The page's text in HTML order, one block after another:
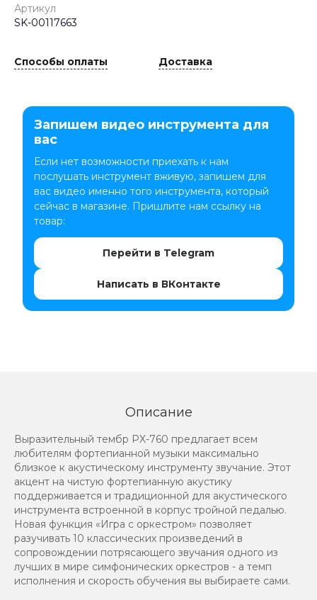
Артикул
SK-00117663
Способы оплаты Доставка
Запишем видео инструмента для
вас
Если нет возможности приехать к нам
послушать инструмент вживую, запишем для
вас видео именно того инструмента, который
сейчас в магазине. Пришлите нам ссылку на
товар:
Перейти в Telegram
Написать в ВКонтакте
Описание
Выразительный тембр PX-760 предлагает всем
любителям фортепианной музыки максимально
близкое к акустическому инструменту звучание. Этот
акцент на чистую фортепианную акустику
поддерживается и традиционной для акустического
инструмента встроенной в корпус тройной педалью.
Новая функция «Игра с оркестром» позволяет
разучивать 10 классических произведений в
сопровождении потрясающего звучания одного из
лучших в мире симфонических оркестров - а темп
исполнения и скорость обучения вы выбираете сами.